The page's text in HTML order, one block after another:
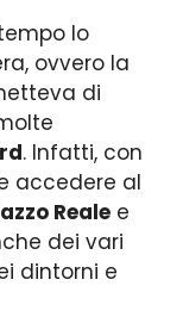
lo
ovvero la
di
. Infatti, con
accedere al
Reale e
dei vari
dintorni e